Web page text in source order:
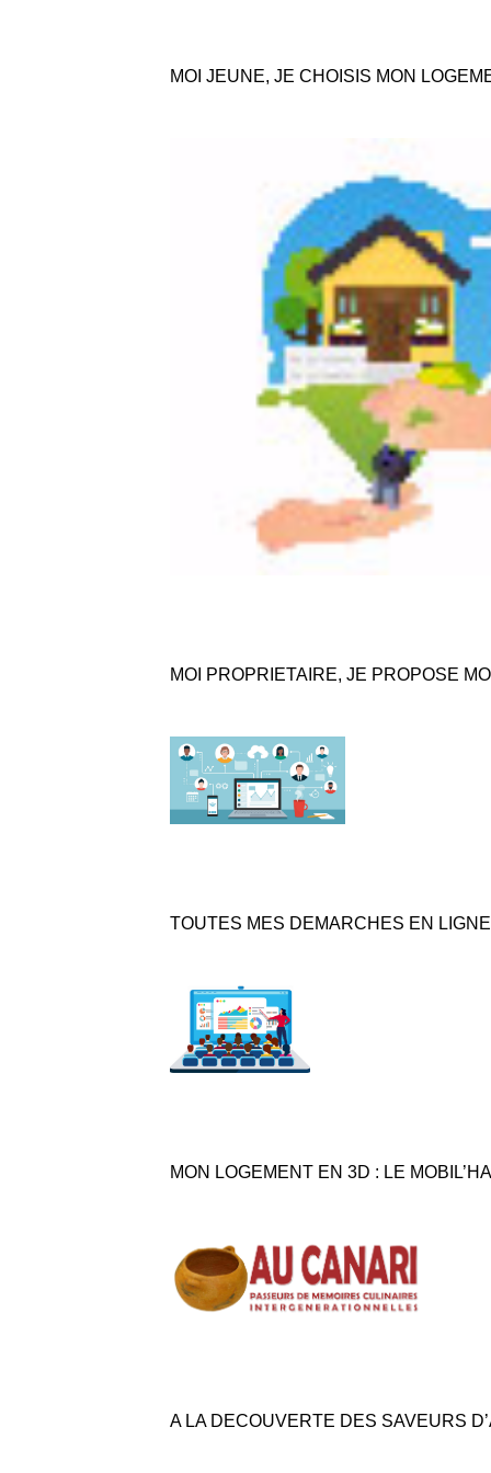
MOI JEUNE, JE CHOISIS MON
MOI PROPRIETAIRE, JE PROPOSE
TOUTES MES DEMARCHES EN LIGNE
MON LOGEMENT EN 3D : LE
A LA DECOUVERTE DES SAVEURS